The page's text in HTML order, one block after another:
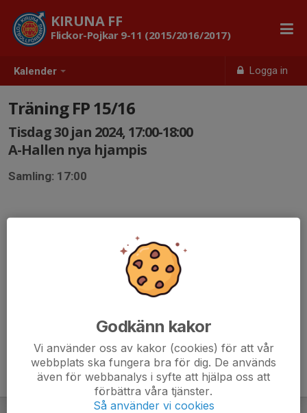
Kalender Logga in
KIRUNA FF
Flickor-Pojkar 9-11 (2015/2016/2017)
Träning FP 15/16
Tisdag 30 jan 2024, 17:00-18:00
A-Hallen nya hjampis
Samling: 17:00
Godkänn kakor
Vi använder oss av kakor (cookies) för att vår
webbplats ska fungera bra för dig. De används
även för webbanalys i syfte att hjälpa oss att
förbättra våra tjänster.
Så använder vi cookies